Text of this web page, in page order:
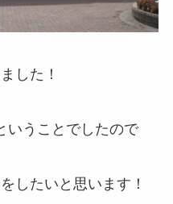
した！
いうことでしたので
したいと思います！